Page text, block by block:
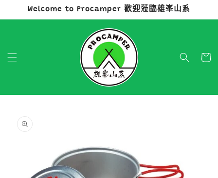
跳至內容
Welcome to Procamper 歡迎蒞臨雄峯山系
物
資訊